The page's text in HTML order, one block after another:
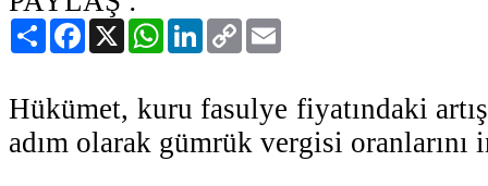
PaylaşFacebook
X WhatsAppLinkedIn
Copy
Link
Hükümet, kuru fasulye fiyatındaki
adım olarak gümrük vergisi